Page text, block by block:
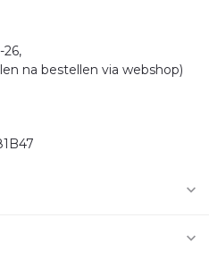
na bestellen via webshop)